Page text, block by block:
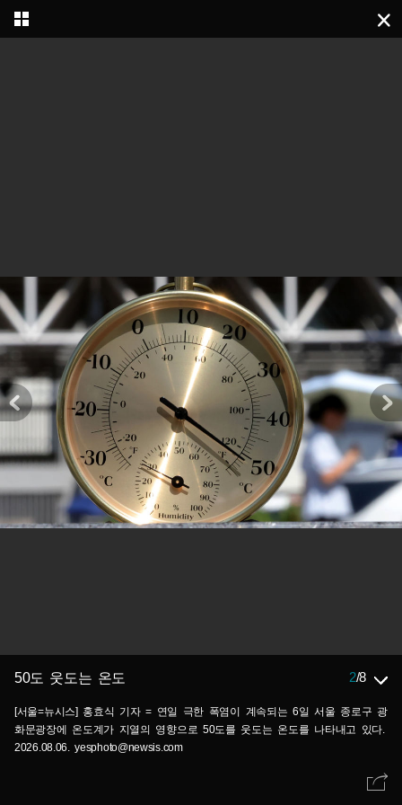
50도 웃도는 온도 2/8
[서울=뉴시스] 홍효식 기자 = 연일 극한 폭염이 계속되는 6일 서울 종로구 광
화문광장에 온도계가 지열의 영향으로 50도를 웃도는 온도를 나타내고 있다.
2026.08.06. yesphoto@newsis.com